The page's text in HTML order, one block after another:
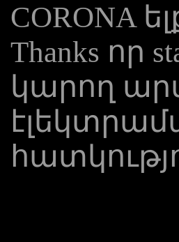
CORONA
Thanks որ
կարող